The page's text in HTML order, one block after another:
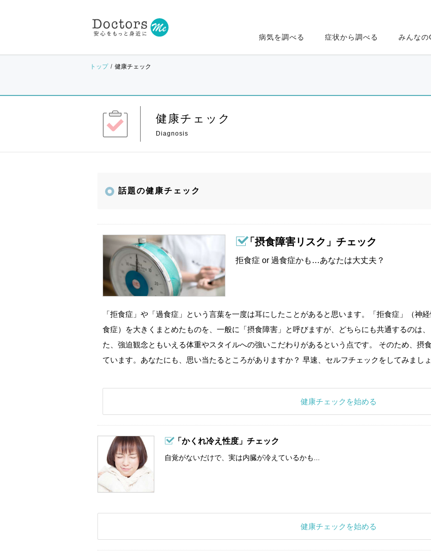
病気を調べる 症状から調べる みんなの
トップ 健康チェック
健康チェック
話題の健康チェック
「摂食障害リスク」チェック
拒食症 or 過食症かも…あなたは大丈夫？
「拒食症」や「過食症」という言葉を一度は耳にしたことがあると思います。「拒食症」（神
食症）を大きくまとめたものを、一般に「摂食障害」と呼びますが、どちらにも共通するのは
た、強迫観念ともいえる体重やスタイルへの強いこだわりがあるという点です。 そのため、摂
ています。あなたにも、思い当たるところがありますか？ 早速、セルフチェックをしてみましょ
健康チェックを始める
「かくれ冷え性度」チェック
自覚がないだけで、実は内臓が冷えているかも...
健康チェックを始める